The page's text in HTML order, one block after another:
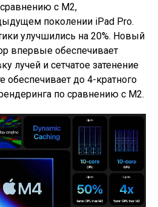
с M2,
поколении iPad Pro.
улучшились на 20%. Новый
впервые обеспечивает
лучей и сетчатое затенение
обеспечивает до 4-кратного
по сравнению с M2.